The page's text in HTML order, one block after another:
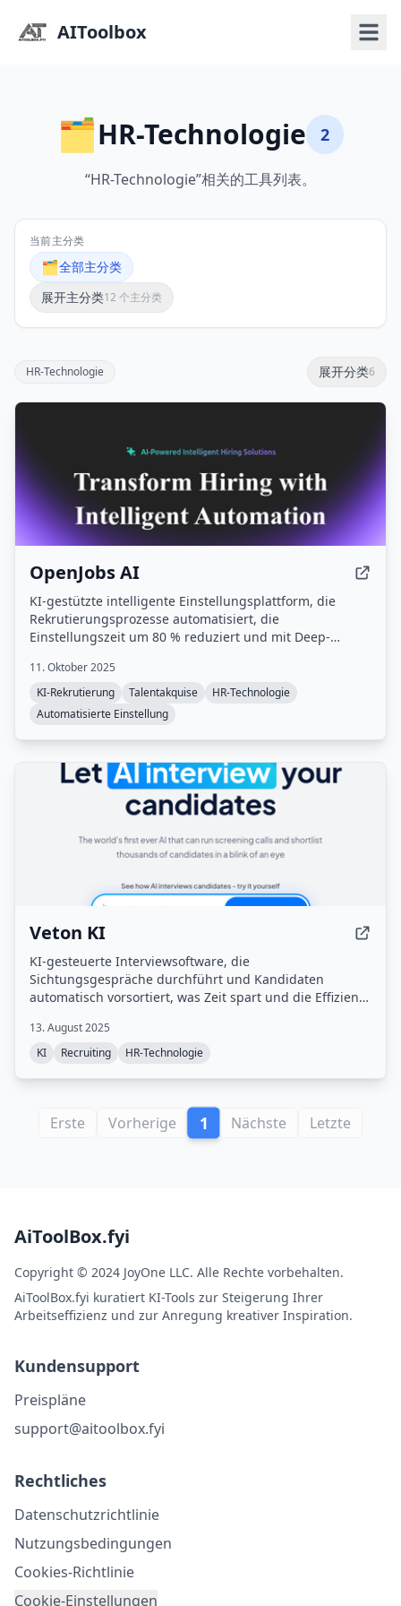
AIToolbox
🗂️HR-Technologie 2
“HR-Technologie”相关的工具列表。
当前主分类
🗂️全部主分类
展开主分类12 个主分类
HR-Technologie 展开分类6
OpenJobs AI
KI-gestützte intelligente Einstellungsplattform, die
Rekrutierungsprozesse automatisiert, die
Einstellungszeit um 80 % reduziert und mit Deep-
Kandidatenabstimmung bietet.
11. Oktober 2025
KI-Rekrutierung
Talentakquise
HR-Technologie
Automatisierte Einstellung
Veton KI
KI-gesteuerte Interviewsoftware, die
Sichtungsgespräche durchführt und Kandidaten
automatisch vorsortiert, was Zeit spart und die Effizienz
13. August 2025
KI
Recruiting HR-Technologie
Erste Vorherige 1 Nächste Letzte
AiToolBox.fyi
Copyright © 2024 JoyOne LLC. Alle Rechte vorbehalten.
AiToolBox.fyi kuratiert KI-Tools zur Steigerung Ihrer
Arbeitseffizienz und zur Anregung kreativer Inspiration.
Kundensupport
Preispläne
support@aitoolbox.fyi
Rechtliches
Datenschutzrichtlinie
Nutzungsbedingungen
Cookies-Richtlinie
Cookie-Einstellungen